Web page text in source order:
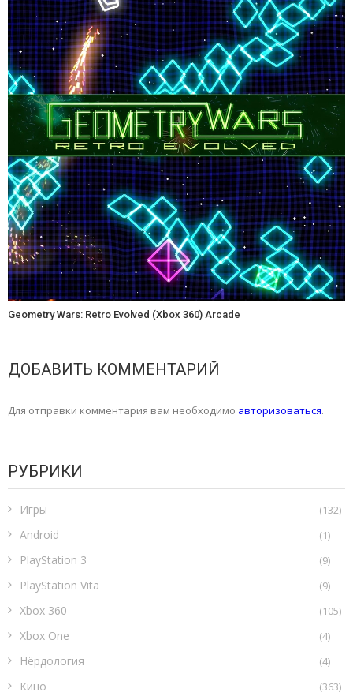
Geometry Wars: Retro Evolved (Xbox 360) Arcade
ДОБАВИТЬ КОММЕНТАРИЙ
Для отправки комментария вам необходимо авторизоваться.
РУБРИКИ
Игры (132)
Android (1)
PlayStation 3 (9)
PlayStation Vita (9)
Xbox 360 (105)
Xbox One (4)
Нёрдология (4)
Кино (363)